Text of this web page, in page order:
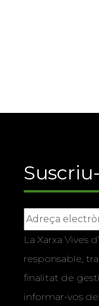
La Xarxa Vives
responsable,
finalitat de
informar-vos